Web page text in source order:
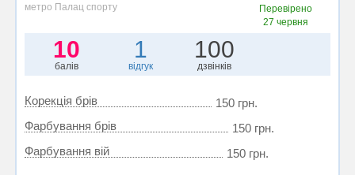
метро Палац спорту
Перевірено
27 червня
10
балів
1
відгук
100
дзвінків
Корекція брів
150 грн.
Фарбування брів
150 грн.
Фарбування вій
150 грн.